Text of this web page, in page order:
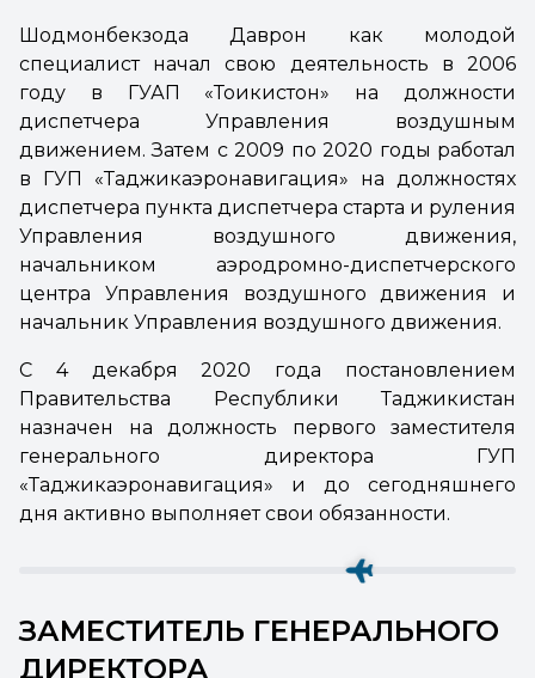
Шодмонбекзода Даврон как молодой
специалист начал свою деятельность в 2006
году в ГУАП «Тоҷикистон» на должности
диспетчера Управления воздушным
движением. Затем с 2009 по 2020 годы работал
в ГУП «Таджикаэронавигация» на должностях
диспетчера пункта диспетчера старта и руления
Управления воздушного движения,
начальником аэродромно-диспетчерского
центра Управления воздушного движения и
начальник Управления воздушного движения.
С 4 декабря 2020 года постановлением
Правительства Республики Таджикистан
назначен на должность первого заместителя
генерального директора ГУП
«Таджикаэронавигация» и до сегодняшнего
дня активно выполняет свои обязанности.
ЗАМЕСТИТЕЛЬ ГЕНЕРАЛЬНОГО
ДИРЕКТОРА